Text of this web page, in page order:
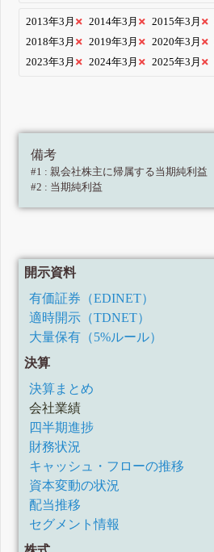
2013年3月 2014年3月 2015年3月
2018年3月
2019年3月 2020年3月
2023年3月
2024年3月 2025年3月
備考
#1 : 親会社株主に帰属する当期純利益
#2 : 当期純利益
開示資料
有価証券（EDINET）
適時開示（TDNET）
大量保有（5%ルール）
決算
決算まとめ
会社業績
四半期進捗
財務状況
キャッシュ・フローの推移
資本変動の状況
配当推移
セグメント情報